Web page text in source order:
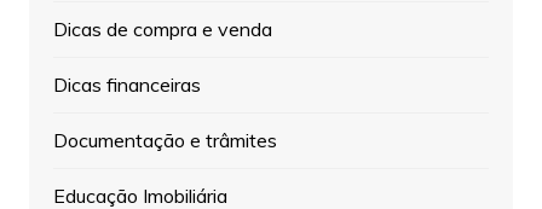
Dicas de compra e venda
Dicas financeiras
Documentação e trâmites
Educação Imobiliária